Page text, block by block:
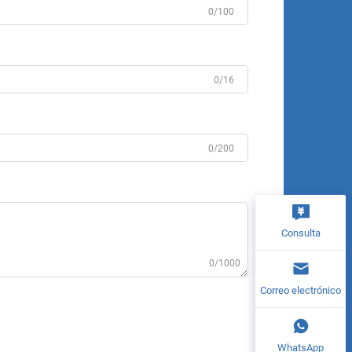
0/100
0/16
0/200
0/1000
Consulta
Correo electrónico
WhatsApp